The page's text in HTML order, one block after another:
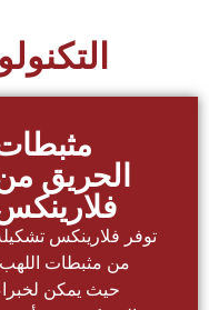
الحريق
توفر فلارينكس
من مثبطات
حيث يمكن